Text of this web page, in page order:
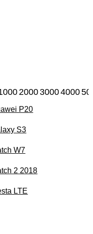
200030004000
P20
S3
W7
2 2018
LTE